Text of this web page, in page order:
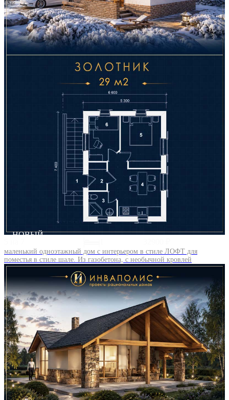
НОВЫЙ
маленький одноэтажный дом с интерьером в стиле ЛОФТ для
поместья в стиле шале. Из газобетона, с необычной кровлей